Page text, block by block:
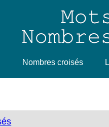
Nombres croisés